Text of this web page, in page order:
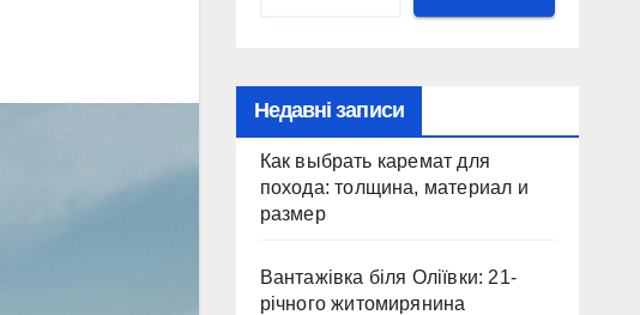
Недавні записи
Как выбрать каремат для
похода: толщина, материал и
размер
Вантажівка біля Оліївки: 21-
річного житомирянина